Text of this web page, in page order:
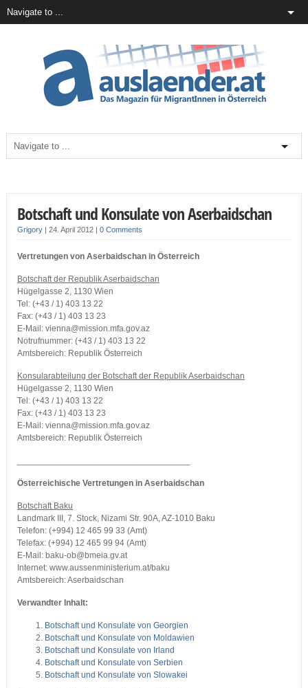
Botschaft und Konsulate von Aserbaidschan
Grigory| 24. April 2012 | 0 Comments
Vertretungen von Aserbaidschan in Österreich
Botschaft der Republik Aserbaidschan
Hügelgasse 2, 1130 Wien
Tel: (+43 / 1) 403 13 22
Fax: (+43 / 1) 403 13 23
E-Mail: vienna@mission.mfa.gov.az
Notrufnummer: (+43 / 1) 403 13 22
Amtsbereich: Republik Österreich
Konsularabteilung der Botschaft der Republik Aserbaidschan
Hügelgasse 2, 1130 Wien
Tel: (+43 / 1) 403 13 22
Fax: (+43 / 1) 403 13 23
E-Mail: vienna@mission.mfa.gov.az
Amtsbereich: Republik Österreich
Österreichische Vertretungen in Aserbaidschan
Botschaft Baku
Landmark III, 7. Stock, Nizami Str. 90A, AZ-1010 Baku
Telefon: (+994) 12 465 99 33 (Amt)
Telefax: (+994) 12 465 99 94 (Amt)
E-Mail: baku-ob@bmeia.gv.at
Internet: www.aussenministerium.at/baku
Amtsbereich: Aserbaidschan
Verwandter Inhalt:
Botschaft und Konsulate von Georgien
Botschaft und Konsulate von Moldawien
Botschaft und Konsulate von Irland
Botschaft und Konsulate von Serbien
Botschaft und Konsulate von Slowakei